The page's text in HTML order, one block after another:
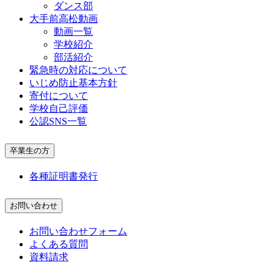
ダンス部
大手前高松動画
動画一覧
学校紹介
部活紹介
緊急時の対応について
いじめ防止基本方針
寄付について
学校自己評価
公認SNS一覧
卒業生の方
各種証明書発行
お問い合わせ
お問い合わせフォーム
よくある質問
資料請求